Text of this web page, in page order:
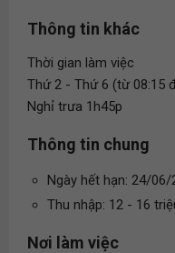
Thông tin khác
Thời gian làm việc
Thứ 2 - Thứ 6 (từ 08:15
Nghỉ trưa 1h45p
Thông tin chung
Ngày hết hạn: 24/06/
Thu nhập: 12 - 16
Nơi làm việc